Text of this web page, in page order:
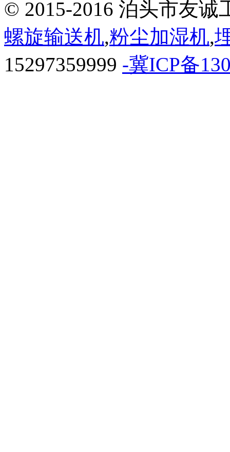
© 2015-2016 泊头市友
螺旋输送机,粉尘加湿机,
15297359999 -冀ICP备